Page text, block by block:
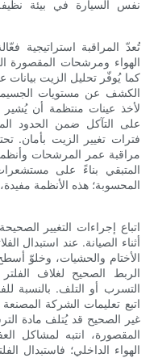
نفس السيارة في بيئة
تُعدّ المراقبة استراتيجية
الهواء ومرشحات المقصورة
كما يُوفّر تحليل الزيت
الكشف عن مستويات
لأخذ عينات منتظمة أن
على التآكل ضمن الحدود
فترات تغيير الزيت بأمان.
مراقبة عمر المرشحات
المتبقي بناءً على
المحسوبة؛ هذه الأنظمة
اتباع إجراءات التغيير
أثناء الصيانة. عند استبدال
الأختام والحشيات، وخلوّ
الربط الصحيح لغلاف
التسرب أو التلف. بالنسبة
اتبع تعليمات الشركة
غير الصحيح قد يُتلف مادة
المقصورة، انتبه لمشاكل
الهواء الداخلي؛ فاستبدال